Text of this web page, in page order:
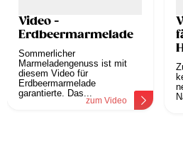
Video -
Erdbeermarmelade
Sommerlicher
Marmeladengenuss ist mit
diesem Video für
Erdbeermarmelade
garantierte. Das...
zum Video